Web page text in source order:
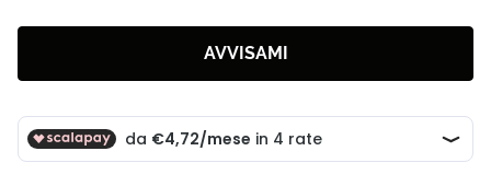
AVVISAMI